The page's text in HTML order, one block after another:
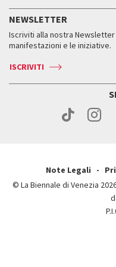
Come raggiungerci
Come raggiungerci
Contatti
Press
Orari e sedi
Biglietti
Servizi al pubblico
Come raggiungerci
Contatti
Storia
Orari e sedi
NEWSLETTER
Iscriviti alla nostra
manifestazioni e le iniziative.
ISCRIVITI
Note Legali
© La Biennale di Venezia